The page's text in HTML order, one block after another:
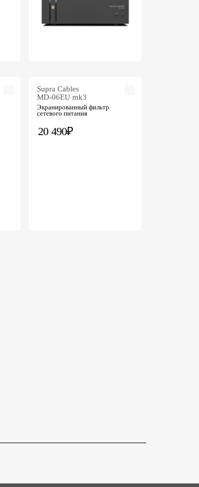
Supra Cables
MD-06EU mk3
Экранированный фильтр
сетевого питания
20 490₽